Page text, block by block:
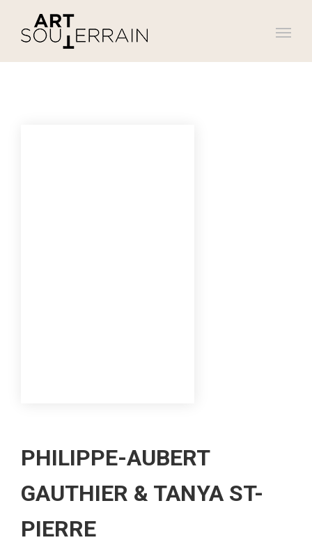
PHILIPPE-AUBERT
GAUTHIER & TANYA ST-
PIERRE